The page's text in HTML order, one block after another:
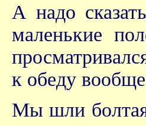
А надо
маленькие
к обеду
Мы шли болтая